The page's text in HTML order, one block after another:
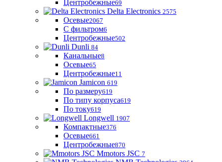
Центробежные69
Delta Electronics 2575
Осевые2067
С фильтром6
Центробежные502
Dunli 84
Канальные8
Осевые65
Центробежные11
Jamicon 619
По размеру619
По типу корпуса619
По току619
Longwell 1907
Компактные376
Осевые661
Центробежные870
Mmotors JSC 7